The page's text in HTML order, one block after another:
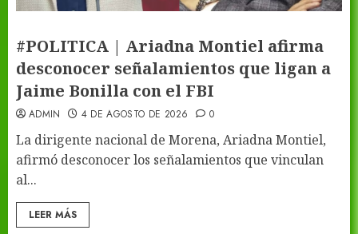
#POLITICA | Ariadna Montiel afirma
desconocer señalamientos que ligan a
Jaime Bonilla con el FBI
ADMIN 4 DE AGOSTO DE 2026 0
La dirigente nacional de Morena, Ariadna Montiel,
afirmó desconocer los señalamientos que vinculan
al...
LEER MÁS